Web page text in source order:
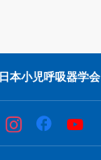
日本小児呼吸器学会